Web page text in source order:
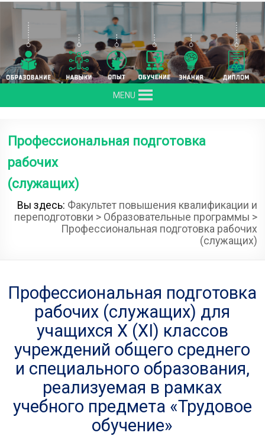
Skip
content
MENU
Профессиональная подготовка
рабочих
(служащих)
Вы здесь: Факультет повышения квалификации и
переподготовки > Образовательные программы >
Профессиональная подготовка рабочих
(служащих)
Профессиональная подготовка
рабочих (служащих) для
учащихся Х (ХI) классов
учреждений общего среднего
и специального образования,
реализуемая в рамках
учебного предмета «Трудовое
обучение»